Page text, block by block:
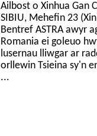
Ailbost o Xinhua Gan
SIBIU, Mehefin 23
Bentref ASTRA awyr
Romania ei goleuo
lusernau lliwgar ar
orllewin Tsieina sy'n
...